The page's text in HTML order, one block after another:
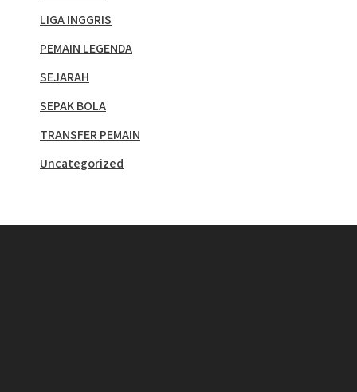
LIGA INGGRIS
PEMAIN LEGENDA
SEJARAH
SEPAK BOLA
TRANSFER PEMAIN
Uncategorized